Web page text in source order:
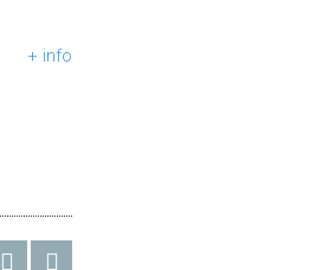
+ info